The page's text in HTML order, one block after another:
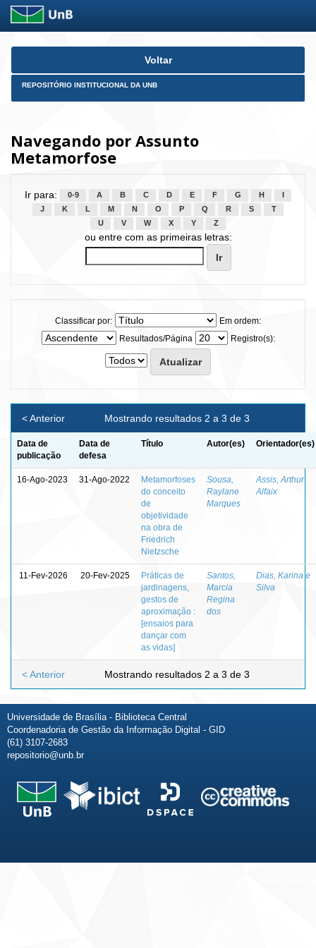
Skip
Voltar
REPOSITÓRIO INSTITUCIONAL DA UNB
Navegando por Assunto
Metamorfose
Ir para: 0-9 A B C D E F G H
J
K L M N O P Q R S
T
U
V W X Y Z
ou entre com as primeiras letras:
Classificar por:
Em ordem:
Resultados/Página
Registro(s):
Mostrando resultados 2 a 3 de 3
< Anterior
Data de
publicação
Data de
defesa
Título Autor(es) Orientador(es)
16-Ago-2023 31-Ago-2022
Metamorfoses
do conceito
de
objetividade
na obra de
Friedrich
Nietzsche
Sousa,
Raylane
Marques
Assis, Arthur
Alfaix
11-Fev-2026 20-Fev-2025
Práticas de
jardinagens,
gestos de
aproximação :
[ensaios para
dançar com
as vidas]
Santos,
Marcia
Regina
dos
Dias, Karina e
Silva
Mostrando resultados 2 a 3 de 3
< Anterior
Universidade de Brasília - Biblioteca Central
Coordenadoria de Gestão da Informação Digital - GID
(61) 3107-2683
repositorio@unb.br